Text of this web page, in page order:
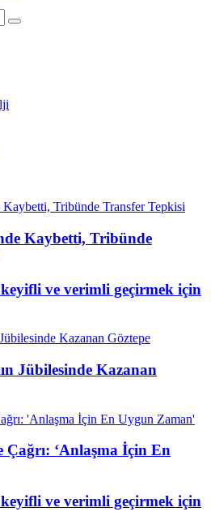
Kaybetti, Tribünde
ve verimli geçirmek için
Jübilesinde Kazanan
Çağrı: ‘Anlaşma İçin En
ve verimli geçirmek için